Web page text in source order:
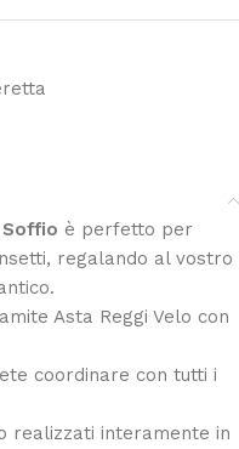
Soffio è perfetto per
regalando al vostro
Asta Reggi Velo con
coordinare con tutti i
realizzati interamente in